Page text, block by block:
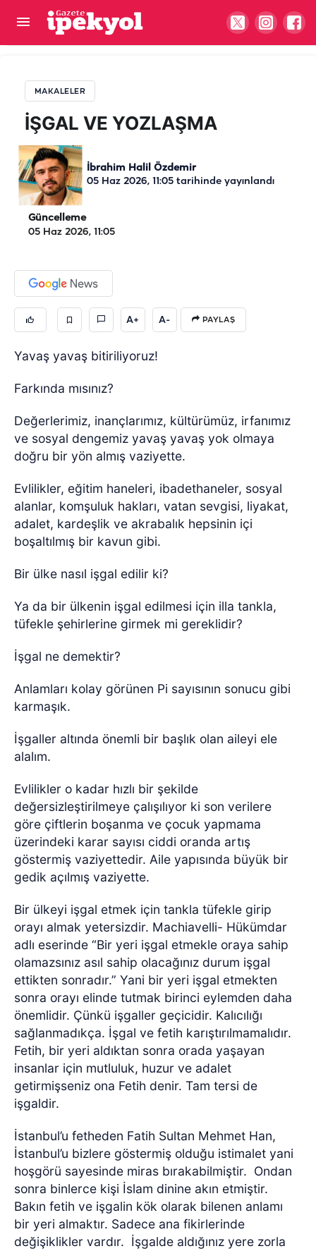
MAKALELER
İŞGAL VE YOZLAŞMA
İbrahim Halil Özdemir
05 Haz 2026, 11:05 tarihinde yayınlandı
Güncelleme
05 Haz 2026, 11:05
A+ A- PAYLAŞ
Yavaş yavaş bitiriliyoruz!
Farkında mısınız?
Değerlerimiz, inançlarımız, kültürümüz, irfanımız
ve sosyal dengemiz yavaş yavaş yok olmaya
doğru bir yön almış vaziyette.
Evlilikler, eğitim haneleri, ibadethaneler, sosyal
alanlar, komşuluk hakları, vatan sevgisi, liyakat,
adalet, kardeşlik ve akrabalık hepsinin içi
boşaltılmış bir kavun gibi.
Bir ülke nasıl işgal edilir ki?
Ya da bir ülkenin işgal edilmesi için illa tankla,
tüfekle şehirlerine girmek mi gereklidir?
İşgal ne demektir?
Anlamları kolay görünen Pi sayısının sonucu gibi
karmaşık.
İşgaller altında önemli bir başlık olan aileyi ele
alalım.
Evlilikler o kadar hızlı bir şekilde
değersizleştirilmeye çalışılıyor ki son verilere
göre çiftlerin boşanma ve çocuk yapmama
üzerindeki karar sayısı ciddi oranda artış
göstermiş vaziyettedir. Aile yapısında büyük bir
gedik açılmış vaziyette.
Bir ülkeyi işgal etmek için tankla tüfekle girip
orayı almak yetersizdir. Machiavelli- Hükümdar
adlı eserinde “Bir yeri işgal etmekle oraya sahip
olamazsınız asıl sahip olacağınız durum işgal
ettikten sonradır.” Yani bir yeri işgal etmekten
sonra orayı elinde tutmak birinci eylemden daha
önemlidir. Çünkü işgaller geçicidir. Kalıcılığı
sağlanmadıkça. İşgal ve fetih karıştırılmamalıdır.
Fetih, bir yeri aldıktan sonra orada yaşayan
insanlar için mutluluk, huzur ve adalet
getirmişseniz ona Fetih denir. Tam tersi de
işgaldir.
İstanbul’u fetheden Fatih Sultan Mehmet Han,
İstanbul’u bizlere göstermiş olduğu istimalet yani
hoşgörü sayesinde miras bırakabilmiştir. Ondan
sonra binlerce kişi İslam dinine akın etmiştir.
Bakın fetih ve işgalin kök olarak bilenen anlamı
bir yeri almaktır. Sadece ana fikirlerinde
değişiklikler vardır. İşgalde aldığınız yere zorla
İŞGAL VE YOZLAŞMA